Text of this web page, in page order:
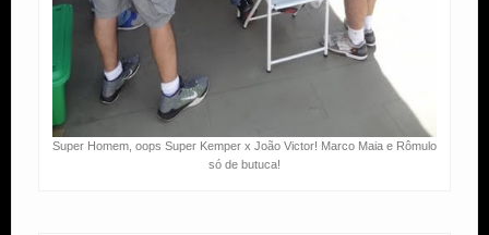
Super Homem, oops Super Kemper x João Victor! Marco Maia e Rômulo
só de butuca!